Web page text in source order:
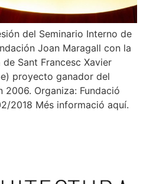
del Seminario Interno de
Joan Maragall con la
Sant Francesc Xavier
proyecto ganador del
2006. Organiza: Fundació
2018 Més informació aquí.